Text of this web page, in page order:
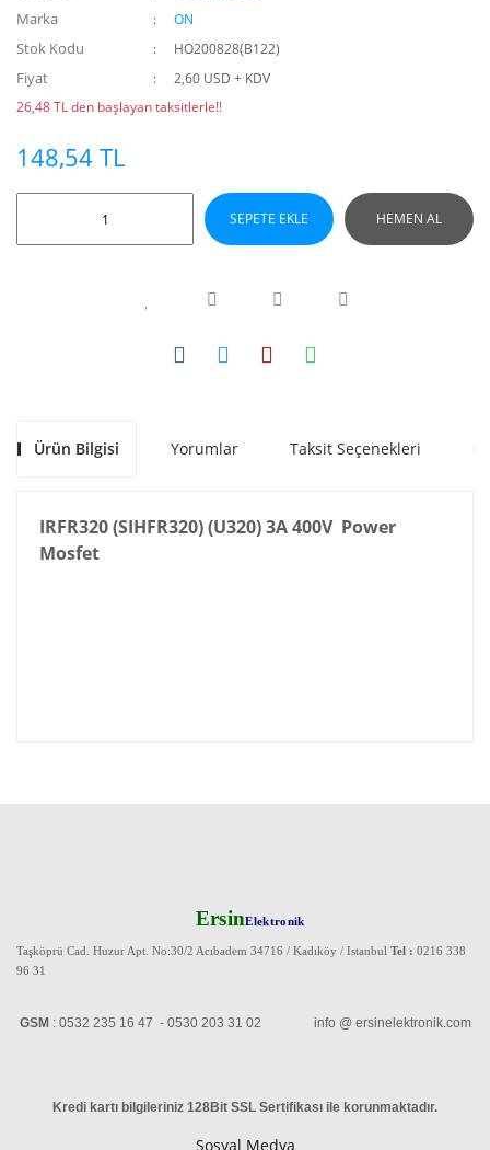
Marka ON
Stok Kodu HO200828(B122)
Fiyat
2,60 USD + KDV
26,48 TL den başlayan taksitlerle!!
148,54 TL
SEPETE EKLE HEMEN AL
Ürün Bilgisi Yorumlar Taksit Seçenekleri
IRFR320 (SIHFR320) (U320) 3A 400V Power
Mosfet
ErsinElektronik
Taşköprü Cad. Huzur Apt. No:30/2 Acıbadem 34716 / Kadıköy / Istanbul Tel : 0216 338
96 31
GSM : 0532 235 16 47 - 0530 203 31 02 info @ ersinelektronik.com
Kredi kartı bilgileriniz 128Bit SSL Sertifikası ile korunmaktadır.
Sosyal Medya